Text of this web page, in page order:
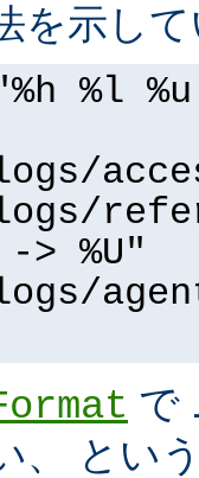
を示し
%l
logs/
%U"
で
、 とい